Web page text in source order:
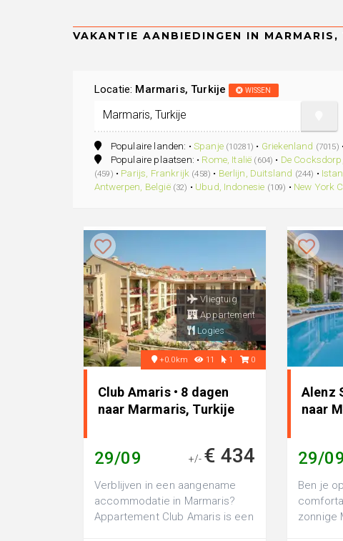
Locatie: Marmaris, Turkije WISSEN
Populaire landen: •Spanje (10281) • Griekenland (7015) •
Populaire plaatsen: • Rome, Italië (604) • De
(459) • Parijs, Frankrijk (458) • Berlijn, Duitsland (244) •
Antwerpen, België (32) • Ubud, Indonesie (109) • New York
Vliegtuig
Appartement
Logies
+0.0km 11 1 0
Club Amaris • 8 dagen
naar Marmaris, Turkije
29/09 +/- € 434
Verblijven in een aangename
accommodatie in Marmaris?
Appartement Club Amaris is een
Alenz
naar
29/09
Ben je
zonnige